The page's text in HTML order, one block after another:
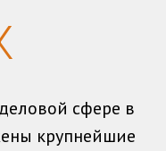
сфере в
крупнейшие